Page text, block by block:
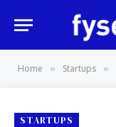
Home » Startups »
STARTUPS